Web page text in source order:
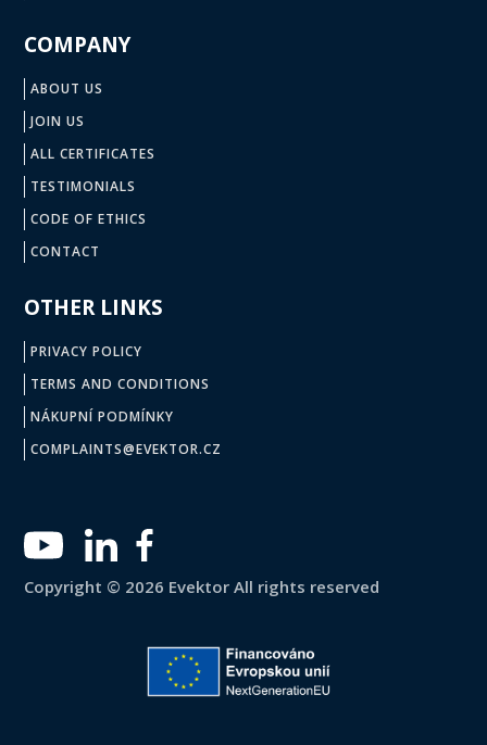
COMPANY
ABOUT US
JOIN US
ALL CERTIFICATES
TESTIMONIALS
CODE OF ETHICS
CONTACT
OTHER LINKS
PRIVACY POLICY
TERMS AND CONDITIONS
NÁKUPNÍ PODMÍNKY
COMPLAINTS@EVEKTOR.CZ
Copyright © 2026 Evektor All rights reserved